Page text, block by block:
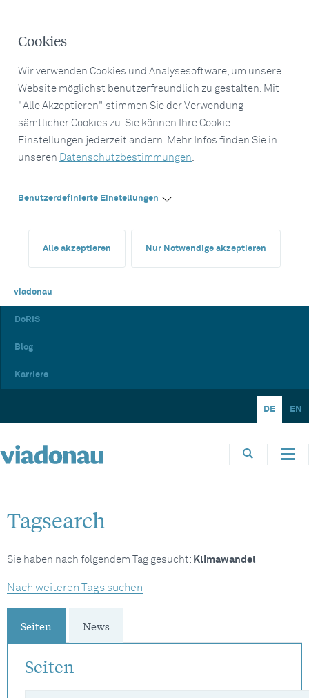
Cookies
Wir verwenden Cookies und Analysesoftware, um unsere
Website möglichst benutzerfreundlich zu gestalten. Mit
"Alle Akzeptieren" stimmen Sie der Verwendung
sämtlicher Cookies zu. Sie können Ihre Cookie
Einstellungen jederzeit ändern. Mehr Infos finden Sie in
unseren Datenschutzbestimmungen.
Benutzerdefinierte Einstellungen
Alle akzeptieren Nur Notwendige akzeptieren
viadonau
DoRIS
Blog
Karriere
DE EN
Tagsearch
Sie haben nach folgendem Tag gesucht: Klimawandel
Nach weiteren Tags suchen
Seiten News
Seiten